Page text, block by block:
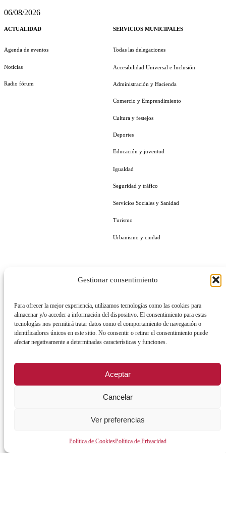
Gestionar consentimiento
Para ofrecer la mejor experiencia, utilizamos tecnologías como las cookies para
almacenar y/o acceder a información del dispositivo. El consentimiento para estas
tecnologías nos permitirá tratar datos como el comportamiento de navegación o
identificadores únicos en este sitio. No consentir o retirar el consentimiento puede
afectar negativamente a determinadas características y funciones.
Aceptar
Cancelar
Ver preferencias
Política de CookiesPolítica de Privacidad
06/08/2026
ACTUALIDAD
Agenda de eventos
Noticias
Radio fórum
Sobre la ciudad
Teléfonos de interés
Agenda urbana de Mérida
SERVICIOS MUNICIPALES
Todas las delegaciones
Accesibilidad Universal e Inclusión
Administración y Hacienda
Comercio y Emprendimiento
Cultura y festejos
Deportes
Educación y juventud
Igualdad
Seguridad y tráfico
Servicios Sociales y Sanidad
Turismo
Urbanismo y ciudad
Empleo público
Centro de formación la Calzada
Centro Local de Idiomas
Generación IN Empleo
Vives Emplea Saludable Mérida